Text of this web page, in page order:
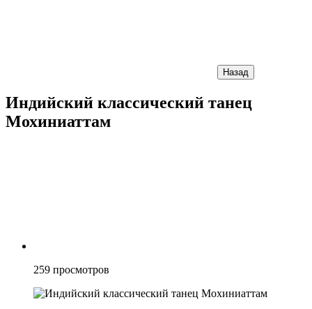
Назад
Индийский классический танец
Мохиниаттам
259 просмотров